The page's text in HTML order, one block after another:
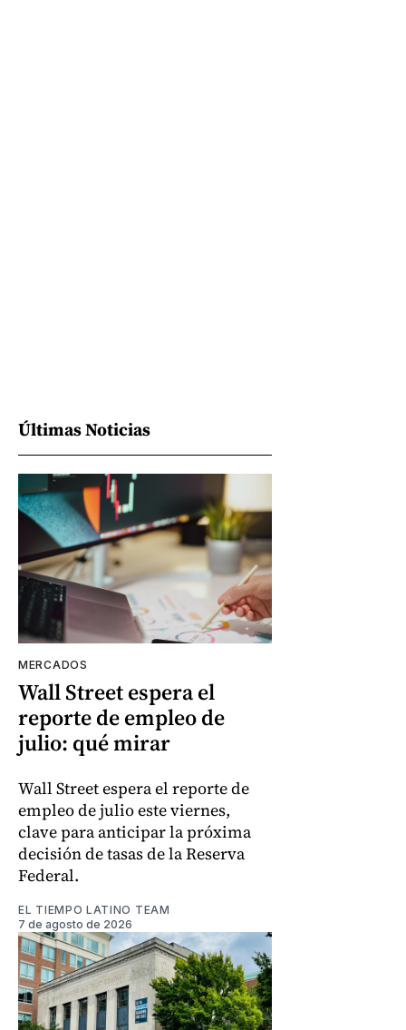
Últimas Noticias
MERCADOS
Wall Street espera el
reporte de empleo de
julio: qué mirar
Wall Street espera el reporte de
empleo de julio este viernes,
clave para anticipar la próxima
decisión de tasas de la Reserva
Federal.
EL TIEMPO LATINO TEAM
7 de agosto de 2026